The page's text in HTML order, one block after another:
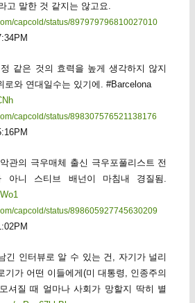
고 말한 것 같지는 않고요.
capcold/status/897979796810027010
같은 것의 효력을 높게 생각하지 않지
로와 연대일수는 있기에. #Barcelona
capcold/status/898307576521138176
관의 극우매체 출신 극우포풀리스트 전
아니 스티브 배넌이 마침내 경질됨.
capcold/status/898605927745630209
긴 인터뷰로 알 수 있는 건, 자기가 널리
기가 어떤 이들에게(미 대통령, 인종주의
셔질 때 얼마나 사회가 망할지 딱히 별